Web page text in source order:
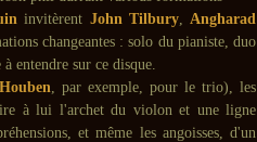
invitèrent John Tilbury,Angharad
changeantes : solo du pianiste, duo
entendre sur ce disque.
, par exemple, pour le trio), les
à lui l'archet du violon et une ligne
et même les angoisses, d'un